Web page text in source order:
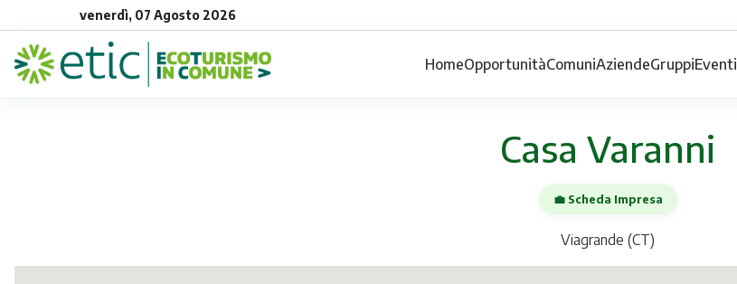
venerdì, 07 Agosto 2026
HomeOpportunitàComuniAziendeGruppiEventi
Casa Varanni
💼 Scheda Impresa
Viagrande (CT)